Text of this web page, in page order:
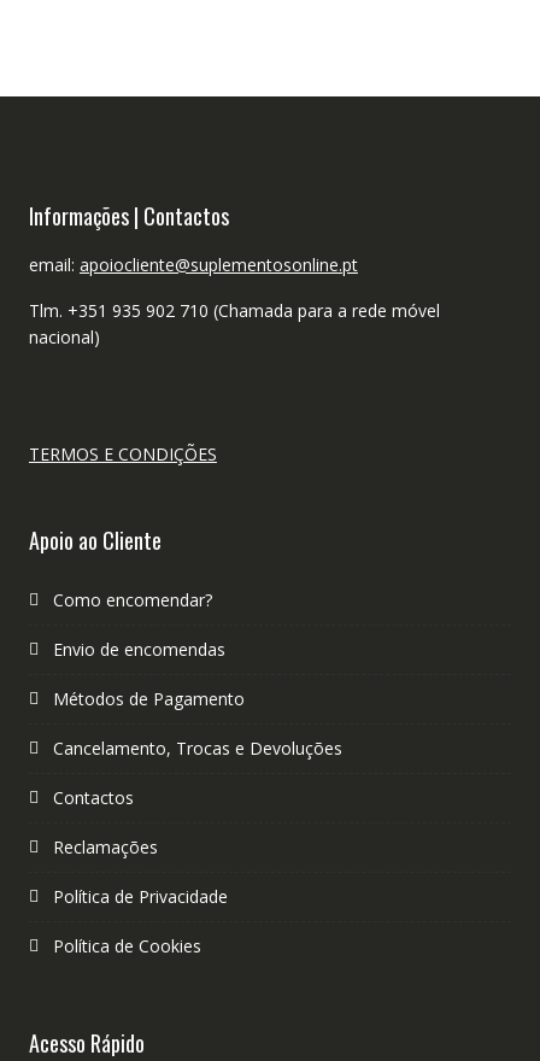
Informações | Contactos
email: apoiocliente@suplementosonline.pt
Tlm. +351 935 902 710 (Chamada para a rede móvel
nacional)
TERMOS E CONDIÇÕES
Apoio ao Cliente
Como encomendar?
Envio de encomendas
Métodos de Pagamento
Cancelamento, Trocas e Devoluções
Contactos
Reclamações
Política de Privacidade
Política de Cookies
Acesso Rápido